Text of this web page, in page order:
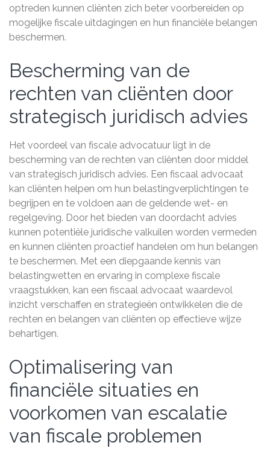
optreden kunnen cliënten zich beter voorbereiden op
mogelijke fiscale uitdagingen en hun financiële belangen
beschermen.
Bescherming van de
rechten van cliënten door
strategisch juridisch advies
Het voordeel van fiscale advocatuur ligt in de
bescherming van de rechten van cliënten door middel
van strategisch juridisch advies. Een fiscaal advocaat
kan cliënten helpen om hun belastingverplichtingen te
begrijpen en te voldoen aan de geldende wet- en
regelgeving. Door het bieden van doordacht advies
kunnen potentiële juridische valkuilen worden vermeden
en kunnen cliënten proactief handelen om hun belangen
te beschermen. Met een diepgaande kennis van
belastingwetten en ervaring in complexe fiscale
vraagstukken, kan een fiscaal advocaat waardevol
inzicht verschaffen en strategieën ontwikkelen die de
rechten en belangen van cliënten op effectieve wijze
behartigen.
Optimalisering van
financiële situaties en
voorkomen van escalatie
van fiscale problemen